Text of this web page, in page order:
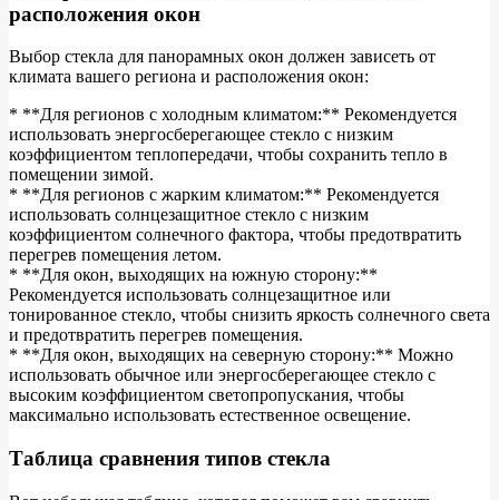
расположения окон
Выбор стекла для панорамных окон должен зависеть от
климата вашего региона и расположения окон:
* **Для регионов с холодным климатом:** Рекомендуется
использовать энергосберегающее стекло с низким
коэффициентом теплопередачи, чтобы сохранить тепло в
помещении зимой.
* **Для регионов с жарким климатом:** Рекомендуется
использовать солнцезащитное стекло с низким
коэффициентом солнечного фактора, чтобы предотвратить
перегрев помещения летом.
* **Для окон, выходящих на южную сторону:**
Рекомендуется использовать солнцезащитное или
тонированное стекло, чтобы снизить яркость солнечного света
и предотвратить перегрев помещения.
* **Для окон, выходящих на северную сторону:** Можно
использовать обычное или энергосберегающее стекло с
высоким коэффициентом светопропускания, чтобы
максимально использовать естественное освещение.
Таблица сравнения типов стекла